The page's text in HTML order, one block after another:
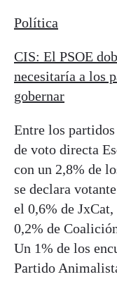
Política
CIS: El PSOE
necesitaría a los
gobernar
Entre los
de voto directa
con un 2,8% de
se declara
el 0,6% de
0,2% de
Un 1% de los
Partido